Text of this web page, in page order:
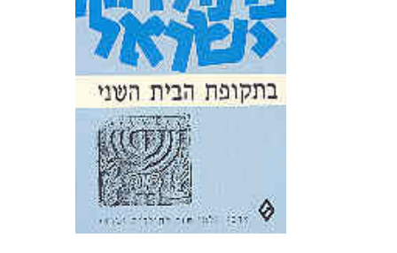
אליבא דאמת, תקופה זו היתה
רחוקה מאוד...
קראו עוד